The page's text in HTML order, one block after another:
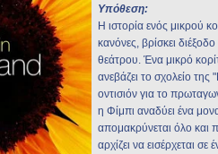
Υπόθεση:
Η ιστορία ενός μικρού
κανόνες, βρίσκει
θεάτρου. Ένα μικρό
ανεβάζει το σχολείο
οντισιόν για το
η Φίμπι αναδύει ένα
απομακρύνεται όλο και
αρχίζει να εισέρχεται